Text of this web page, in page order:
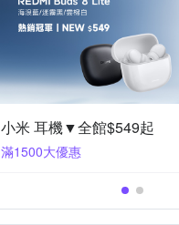
iPhone 11 Pro Zenfone８系列
手機品牌聯合特賣結帳95折
滿1件享95折